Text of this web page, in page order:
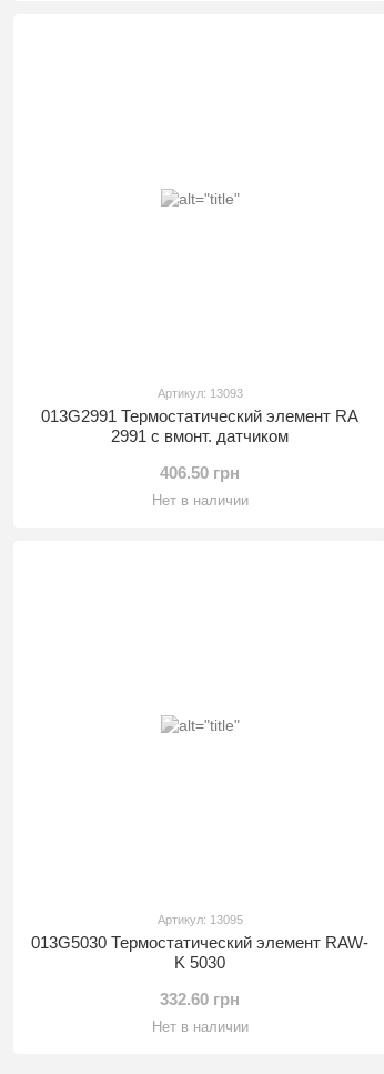
Артикул: 13093
013G2991 Термостатический элемент RA
2991 с вмонт. датчиком
406.50 грн
Нет в наличии
Артикул: 13095
013G5030 Термостатический элемент RAW-
K 5030
332.60 грн
Нет в наличии